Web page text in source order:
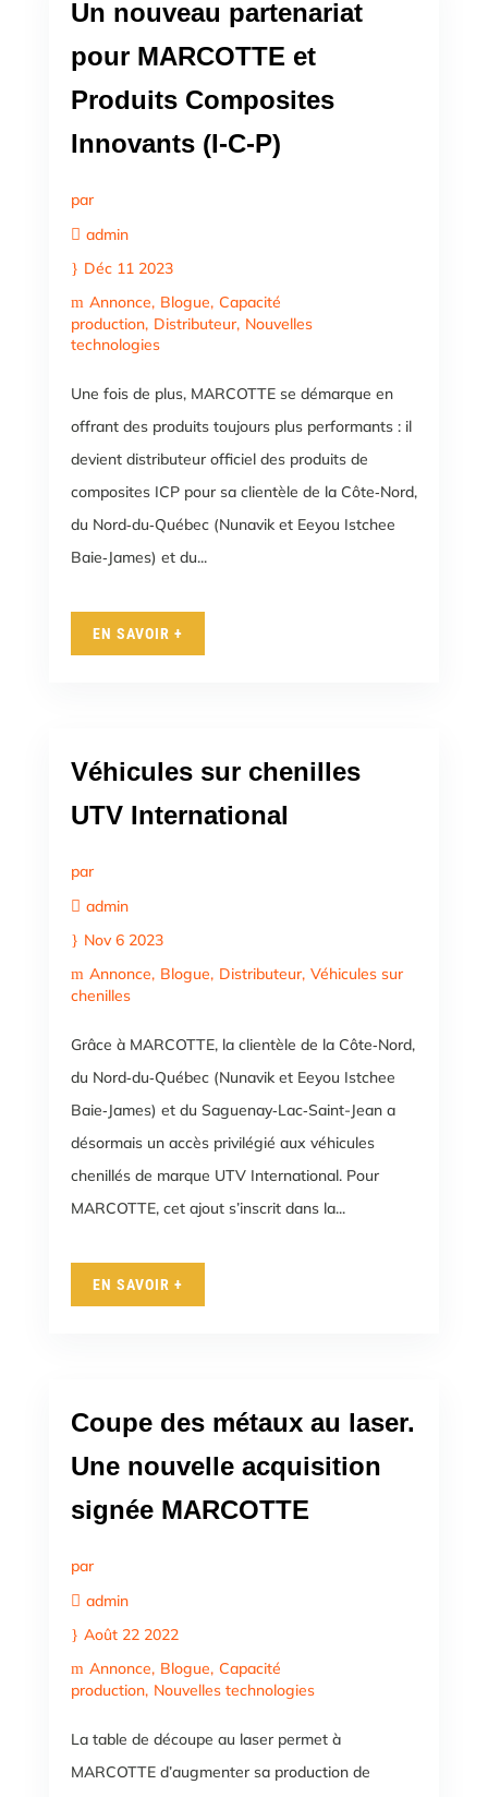
Un nouveau partenariat
pour MARCOTTE et
Produits Composites
Innovants (I-C-P)
par
admin
Déc 11 2023
Annonce Blogue Capacité
production Distributeur Nouvelles
technologies
Une fois de plus, MARCOTTE se démarque en
offrant des produits toujours plus performants : il
devient distributeur officiel des produits de
composites ICP pour sa clientèle de ​​la Côte‑Nord,
du Nord‑du‑Québec (Nunavik et Eeyou Istchee
Baie‑James) et du...
EN SAVOIR +
Véhicules sur chenilles
UTV International
par
admin
Nov 6 2023
Annonce Blogue Distributeur Véhicules sur
chenilles
Grâce à MARCOTTE, la clientèle de ​​la Côte‑Nord,
du Nord‑du‑Québec (Nunavik et Eeyou Istchee
Baie‑James) et du Saguenay‑Lac‑Saint-Jean a
désormais un accès privilégié aux véhicules
chenillés de marque UTV International. Pour
MARCOTTE, cet ajout s’inscrit dans la...
EN SAVOIR +
Coupe des métaux au laser.
Une nouvelle acquisition
signée MARCOTTE
par
admin
Août 22 2022
Annonce Blogue Capacité
production Nouvelles technologies
La table de découpe au laser permet à
MARCOTTE d’augmenter sa production de